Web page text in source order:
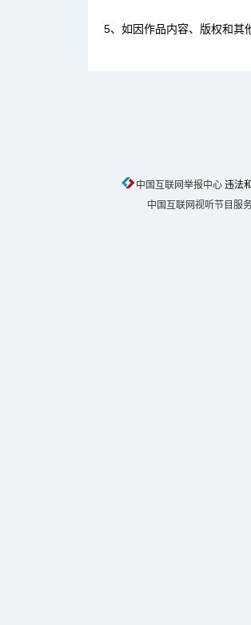
5、如因作品内容、版权和其
中国互联网举报中心违法
中国互联网视听节目服